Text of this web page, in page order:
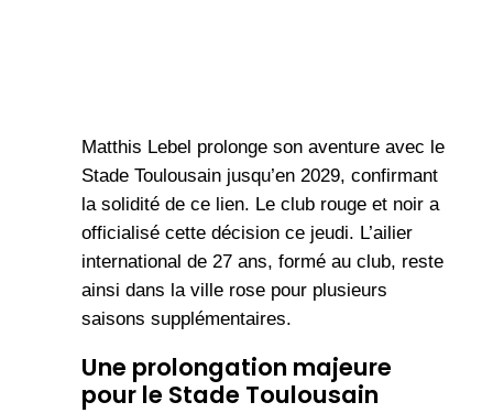
Matthis Lebel prolonge son aventure avec le
Stade Toulousain jusqu’en 2029, confirmant
la solidité de ce lien. Le club rouge et noir a
officialisé cette décision ce jeudi. L’ailier
international de 27 ans, formé au club, reste
ainsi dans la ville rose pour plusieurs
saisons supplémentaires.
Une prolongation majeure
pour le Stade Toulousain